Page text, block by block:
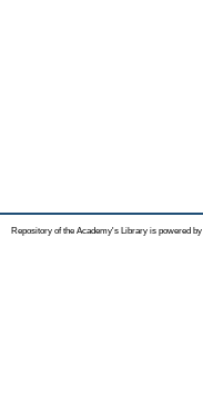
Repository of the Academy's Library is powered by